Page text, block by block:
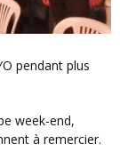
pendant plus
week-end,
à remercier.